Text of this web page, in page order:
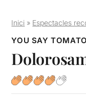
Inici » Espectacles
YOU SAY TOMATO